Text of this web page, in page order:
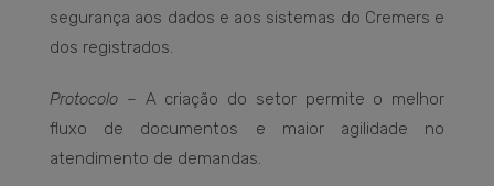
segurança aos dados e aos sistemas do Cremers e
dos registrados.
Protocolo – A criação do setor permite o melhor
fluxo de documentos e maior agilidade no
atendimento de demandas.